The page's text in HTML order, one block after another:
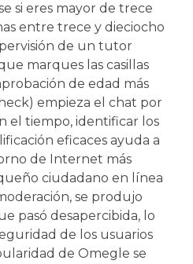
si eres mayor de trece
entre trece y dieciocho
de un tutor
marques las casillas
de edad más
empieza el chat por
el tiempo, identificar los
eficaces ayuda a
de Internet más
ciudadano en línea
se produjo
pasó desapercibida, lo
de los usuarios
de Omegle se